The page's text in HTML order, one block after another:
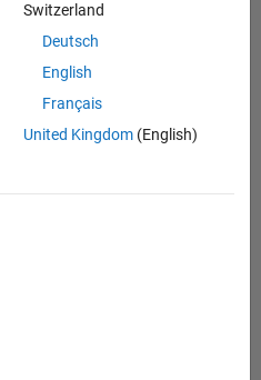
Switzerland
Deutsch
English
Français
United Kingdom(English)